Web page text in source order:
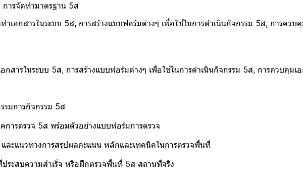
การจัดทำมาตรฐาน 5ส
กสารในระบบ 5ส, การสร้างแบบฟอร์มต่างๆ เพื่อใช้ในการดำเนินกิจกรรม 5ส, การควบ
รในระบบ 5ส, การสร้างแบบฟอร์มต่างๆ เพื่อใช้ในการดำเนินกิจกรรม 5ส, การควบคุมเ
มการกิจกรรม 5ส
รวจ 5ส พร้อมตัวอย่างแบบฟอร์มการตรวจ
วทางการสรุปผลคะแนน หลักและเทคนิคในการตรวจพื้นที่
ความสำเร็จ หรือฝึกตรวจพื้นที่ 5ส สถานที่จริง